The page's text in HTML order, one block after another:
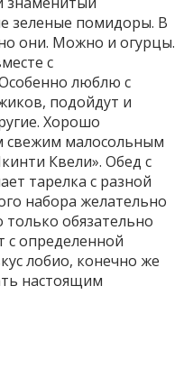
зеленые помидоры. В
они. Можно и огурцы.
с
люблю с
подойдут и
Хорошо
свежим малосольным
Квели». Обед с
тарелка с разной
набора желательно
только обязательно
с определенной
лобио, конечно же
настоящим